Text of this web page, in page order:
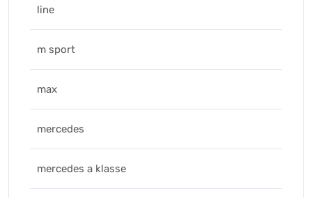
line
m sport
max
mercedes
mercedes a klasse